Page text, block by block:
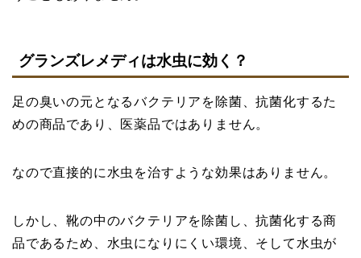
グランズレメディは水虫に効く？
足の臭いの元となるバクテリアを除菌、抗菌化するた
めの商品であり、医薬品ではありません。
なので直接的に水虫を治すような効果はありません。
しかし、靴の中のバクテリアを除菌し、抗菌化する商
品であるため、水虫になりにくい環境、そして水虫が